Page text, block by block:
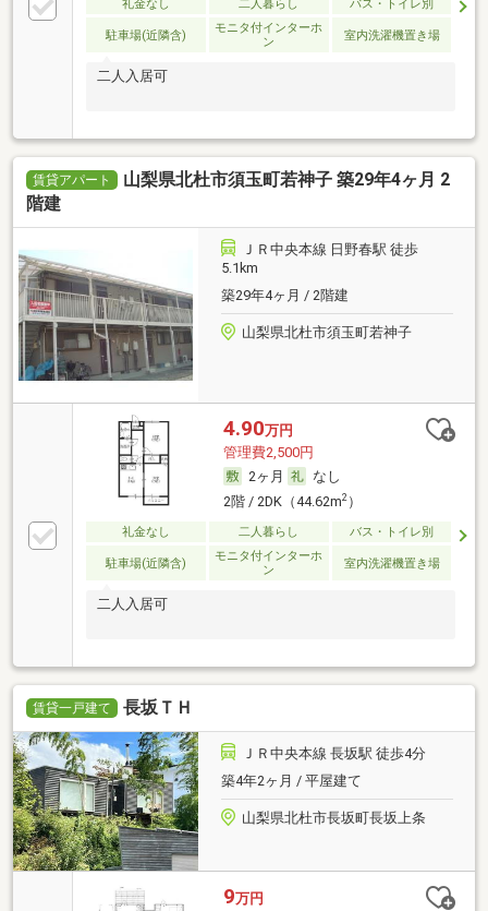
礼金なし 二人暮らし バス・トイレ別
駐車場(近隣含)
モニタ付インターホ
ン
室内洗濯機置き場
二人入居可
賃貸アパート
山梨県北杜市須玉町若神子 築29年4ヶ月 2
階建
ＪＲ中央本線 日野春駅 徒歩
5.1km
築29年4ヶ月 / 2階建
山梨県北杜市須玉町若神子
4.90万円
管理費2,500円
2ヶ月
なし
2階 / 2DK（44.62m2）
礼金なし 二人暮らし バス・トイレ別
駐車場(近隣含)
モニタ付インターホ
ン
室内洗濯機置き場
二人入居可
賃貸一戸建て 長坂ＴＨ
ＪＲ中央本線 長坂駅 徒歩4分
築4年2ヶ月 / 平屋建て
山梨県北杜市長坂町長坂上条
9万円